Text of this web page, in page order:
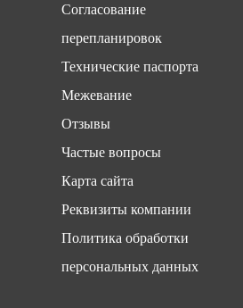
Согласование
перепланировок
Технические паспорта
Межевание
Отзывы
Частые вопросы
Карта сайта
Реквизиты компании
Политика обработки
персональных данных